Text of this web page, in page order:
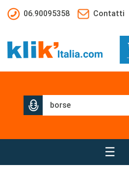
06.90095358
Contatti
☰